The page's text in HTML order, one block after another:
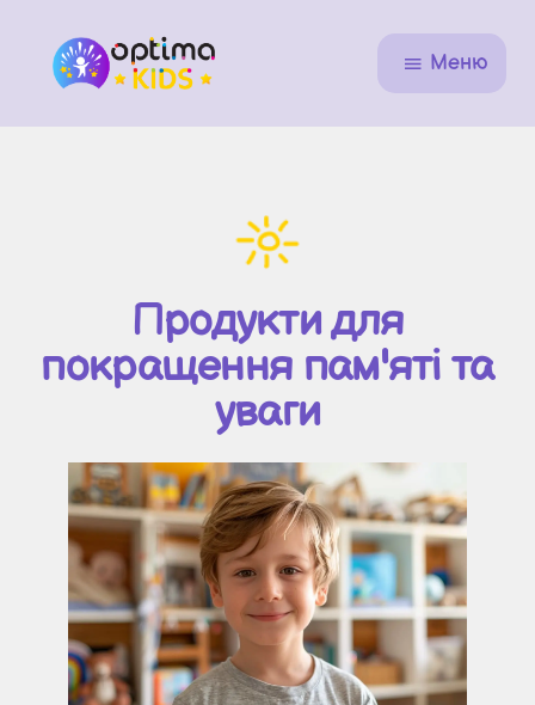
Меню
Продукти для
покращення пам'яті та
уваги